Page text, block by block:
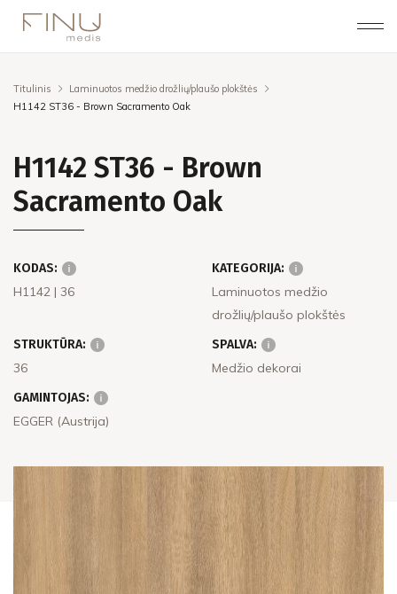
Titulinis
Laminuotos medžio drožlių/plaušo plokštės
H1142 ST36 - Brown Sacramento Oak
H1142 ST36 - Brown
Sacramento Oak
KODAS:
H1142 | 36
KATEGORIJA:
Laminuotos medžio
drožlių/plaušo plokštės
STRUKTŪRA:
36
SPALVA:
Medžio dekorai
GAMINTOJAS:
EGGER (Austrija)